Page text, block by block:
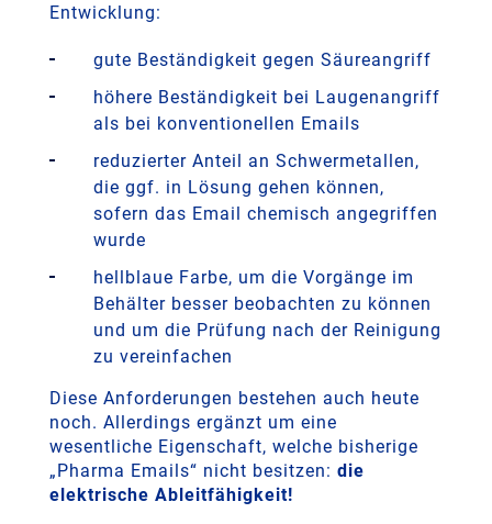
Entwicklung:
gute Beständigkeit gegen Säureangriff
höhere Beständigkeit bei Laugenangriff
als bei konventionellen Emails
reduzierter Anteil an Schwermetallen,
die ggf. in Lösung gehen können,
sofern das Email chemisch angegriffen
wurde
hellblaue Farbe, um die Vorgänge im
Behälter besser beobachten zu können
und um die Prüfung nach der Reinigung
zu vereinfachen
Diese Anforderungen bestehen auch heute
noch. Allerdings ergänzt um eine
wesentliche Eigenschaft, welche bisherige
„Pharma Emails“ nicht besitzen: die
elektrische Ableitfähigkeit!